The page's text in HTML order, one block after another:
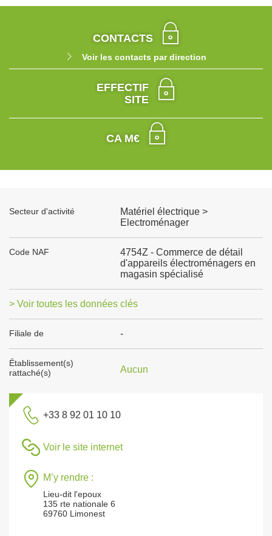
CONTACTS
Voir les contacts par direction
EFFECTIF
SITE
CA M€
Secteur d'activité
Matériel électrique >
Electroménager
Code NAF
4754Z - Commerce de détail
d'appareils électroménagers en
magasin spécialisé
> Voir toutes les données clés
Filiale de -
Établissement(s)
rattaché(s)
Aucun
+33 8 92 01 10 10
Voir le site internet
M’y rendre :
Lieu-dit l'epoux
135 rte nationale 6
69760 Limonest